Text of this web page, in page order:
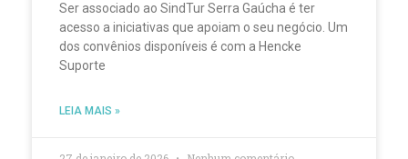
Ser associado ao SindTur Serra Gaúcha é ter
acesso a iniciativas que apoiam o seu negócio. Um
dos convênios disponíveis é com a Hencke
Suporte
LEIA MAIS »